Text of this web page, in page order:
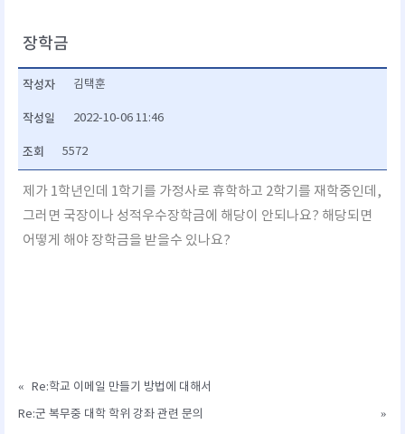
장학금
작성자 김택훈
작성일 2022-10-06 11:46
조회 5572
제가 1학년인데 1학기를 가정사로 휴학하고 2학기를 재학중인데,
그러면 국장이나 성적우수장학금에 해당이 안되나요? 해당되면
어떻게 해야 장학금을 받을수 있나요?
« Re:학교 이메일 만들기 방법에 대해서
Re:군 복무중 대학 학위 강좌 관련 문의
»